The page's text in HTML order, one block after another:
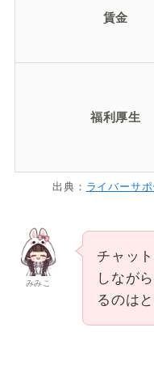
賃金
福利厚生
出典： ライバーサ
みみこ
チャッ
しなが
るのは